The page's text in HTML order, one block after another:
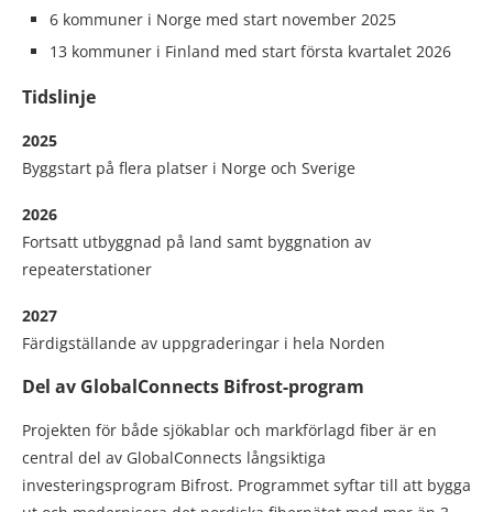
6 kommuner i Norge med start november 2025
13 kommuner i Finland med start första kvartalet 2026
Tidslinje
2025
Byggstart på flera platser i Norge och Sverige
2026
Fortsatt utbyggnad på land samt byggnation av
repeaterstationer
2027
Färdigställande av uppgraderingar i hela Norden
Del av GlobalConnects Bifrost-program
Projekten för både sjökablar och markförlagd fiber är en
central del av GlobalConnects långsiktiga
investeringsprogram Bifrost. Programmet syftar till att bygga